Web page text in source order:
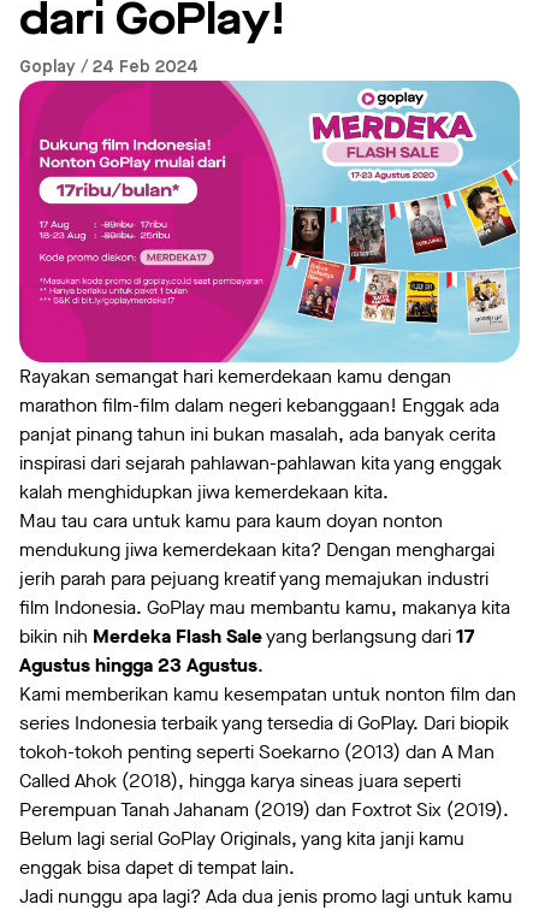
dari GoPlay!
Goplay / 24 Feb 2024
Rayakan semangat hari kemerdekaan kamu dengan
marathon film-film dalam negeri kebanggaan! Enggak ada
panjat pinang tahun ini bukan masalah, ada banyak cerita
inspirasi dari sejarah pahlawan-pahlawan kita yang enggak
kalah menghidupkan jiwa kemerdekaan kita.
Mau tau cara untuk kamu para kaum doyan nonton
mendukung jiwa kemerdekaan kita? Dengan menghargai
jerih parah para pejuang kreatif yang memajukan industri
film Indonesia. GoPlay mau membantu kamu, makanya kita
bikin nih Merdeka Flash Saleyang berlangsung dari17
Agustus hingga 23 Agustus.
Kami memberikan kamu kesempatan untuk nonton film dan
series Indonesia terbaik yang tersedia di GoPlay. Dari biopik
tokoh-tokoh penting seperti Soekarno (2013) dan A Man
Called Ahok (2018), hingga karya sineas juara seperti
Perempuan Tanah Jahanam (2019) dan Foxtrot Six (2019).
Belum lagi serial GoPlay Originals, yang kita janji kamu
enggak bisa dapet di tempat lain.
Jadi nunggu apa lagi? Ada dua jenis promo lagi untuk kamu